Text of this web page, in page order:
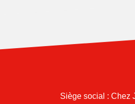
Siège social : Chez